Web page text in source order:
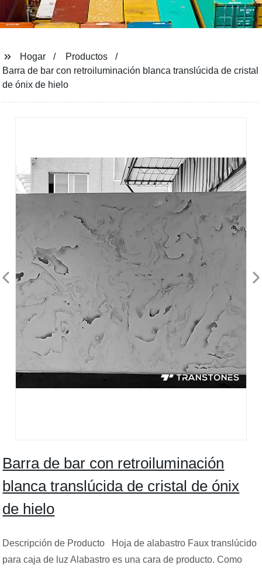
Hogar
Productos
Barra de bar con retroiluminación blanca translúcida de cristal
de ónix de hielo
Barra de bar con retroiluminación
blanca translúcida de cristal de ónix
de hielo
Descripción de Producto Hoja de alabastro Faux translúcido
para caja de luz Alabastro es una cara de producto. Como